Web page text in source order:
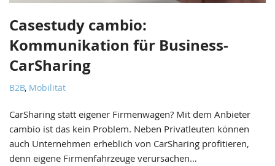
Casestudy cambio:
Kommunikation für Business-
CarSharing
B2B, Mobilität
CarSharing statt eigener Firmenwagen? Mit dem Anbieter
cambio ist das kein Problem. Neben Privatleuten können
auch Unternehmen erheblich von CarSharing profitieren,
denn eigene Firmenfahrzeuge verursachen…